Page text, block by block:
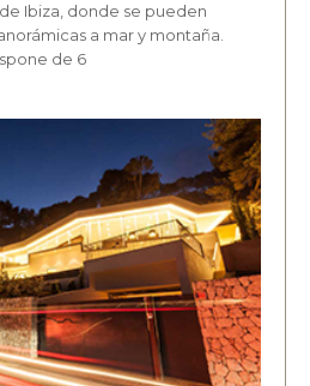
Ibiza, donde se pueden
a mar y montaña.
de 6